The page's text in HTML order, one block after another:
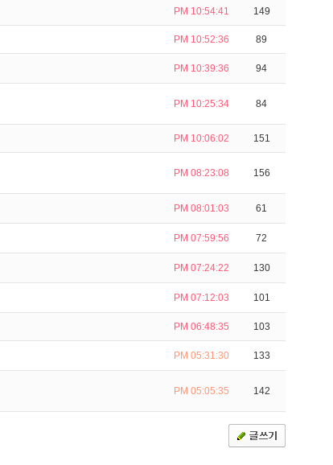
PM 10:54:41 149
PM 10:52:36 89
PM 10:39:36 94
PM 10:25:34 84
PM 10:06:02 151
PM 08:23:08 156
PM 08:01:03 61
PM 07:59:56 72
PM 07:24:22 130
PM 07:12:03 101
PM 06:48:35 103
PM 05:31:30 133
PM 05:05:35 142